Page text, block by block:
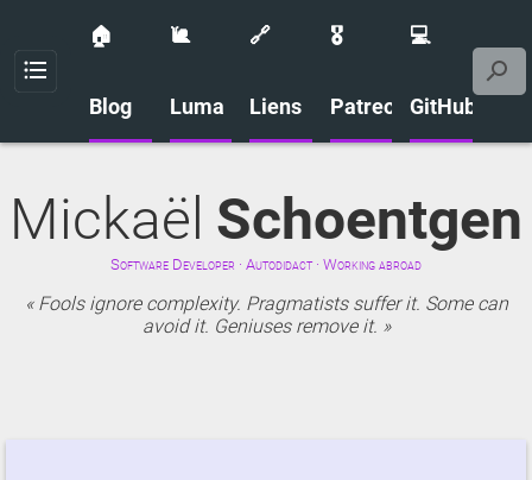
Menu
🏠
Blog
🐌
Luma
🔗
Liens
🎖️
Patreon
💻
GitHub
Mickaël Schoentgen
Software Developer · Autodidact · Working abroad
Fools ignore complexity. Pragmatists suffer it. Some can
avoid it. Geniuses remove it.